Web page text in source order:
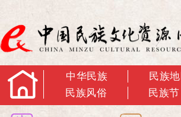
中华民族 民族
民族风俗
民族节